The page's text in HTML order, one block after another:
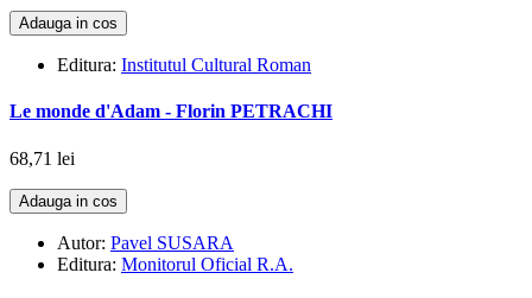
Adauga in cos
Editura: Institutul Cultural Roman
Le monde d'Adam - Florin PETRACHI
68,71 lei
Adauga in cos
Autor: Pavel SUSARA
Editura: Monitorul Oficial R.A.